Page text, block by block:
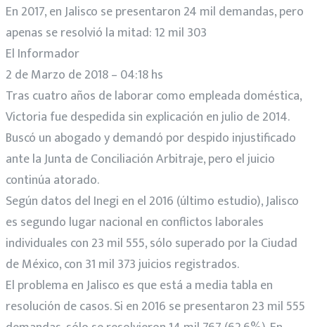
En 2017, en Jalisco se presentaron 24 mil demandas, pero
apenas se resolvió la mitad: 12 mil 303
El Informador
2 de Marzo de 2018 – 04:18 hs
Tras cuatro años de laborar como empleada doméstica,
Victoria fue despedida sin explicación en julio de 2014.
Buscó un abogado y demandó por despido injustificado
ante la Junta de Conciliación Arbitraje, pero el juicio
continúa atorado.
Según datos del Inegi en el 2016 (último estudio), Jalisco
es segundo lugar nacional en conflictos laborales
individuales con 23 mil 555, sólo superado por la Ciudad
de México, con 31 mil 373 juicios registrados.
El problema en Jalisco es que está a media tabla en
resolución de casos. Si en 2016 se presentaron 23 mil 555